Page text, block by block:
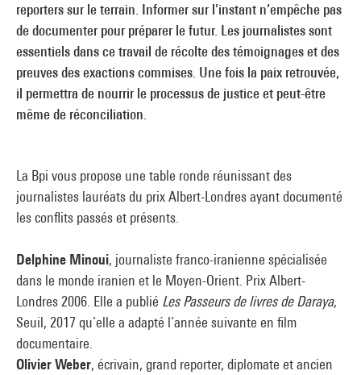
reporters sur le terrain. Informer sur l’instant n’empêche pas
de documenter pour préparer le futur. Les journalistes sont
essentiels dans ce travail de récolte des témoignages et des
preuves des exactions commises. Une fois la paix retrouvée,
il permettra de nourrir le processus de justice et peut-être
même de réconciliation.
La Bpi vous propose une table ronde réunissant des
journalistes lauréats du prix Albert-Londres ayant documenté
les conflits passés et présents.
Delphine Minoui, journaliste franco-iranienne spécialisée
dans le monde iranien et le Moyen-Orient. Prix Albert-
Londres 2006. Elle a publié Les Passeurs de livres de Daraya,
Seuil, 2017 qu’elle a adapté l’année suivante en film
documentaire.
Olivier Weber, écrivain, grand reporter, diplomate et ancien